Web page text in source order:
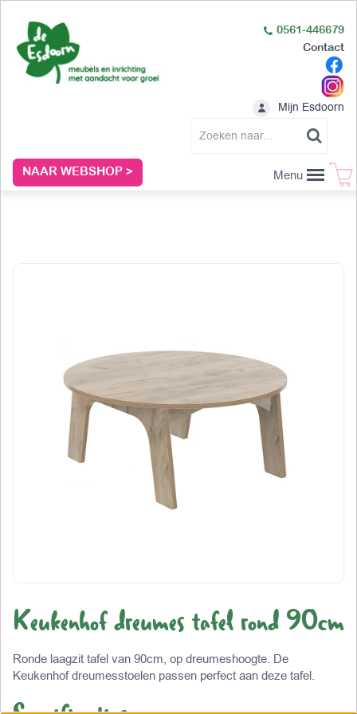
NAAR WEBSHOP >
0561-446679
Contact
Mijn Esdoorn
Menu
Keukenhof dreumes tafel rond 90cm
Ronde laagzit tafel van 90cm, op dreumeshoogte. De
Keukenhof dreumesstoelen passen perfect aan deze tafel.